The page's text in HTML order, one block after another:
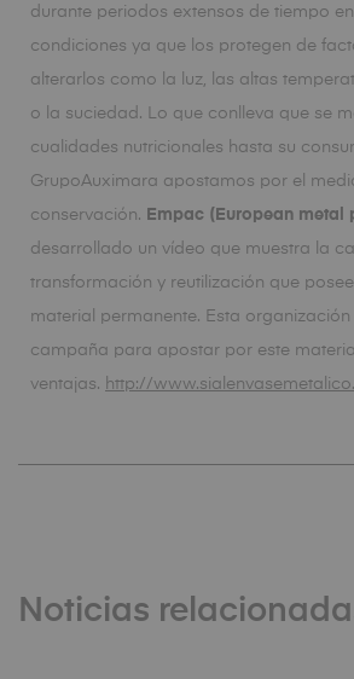
durante periodos extensos de tiempo
condiciones ya que los protegen de
alterarlos como la luz, las altas
o la suciedad. Lo que conlleva que se
cualidades nutricionales hasta su
GrupoAuximara apostamos por el
conservación. Empac (European metal
desarrollado un vídeo que muestra la
transformación y reutilización que
material permanente. Esta
campaña para apostar por este
ventajas. http://
Noticias